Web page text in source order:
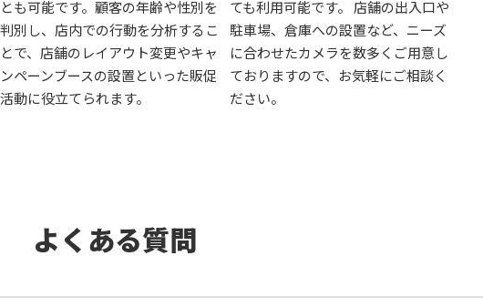
とも可能です。顧客の年齢や性別を
判別し、店内での行動を分析するこ
とで、店舗のレイアウト変更やキャ
ンペーンブースの設置といった販促
活動に役立てられます。
ても利用可能です。 店舗の出入口や
駐車場、倉庫への設置など、ニーズ
に合わせたカメラを数多くご用意し
ておりますので、お気軽にご相談く
ださい。
よくある質問